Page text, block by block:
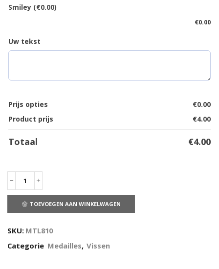
Smiley (€0.00)
€0.00
Uw tekst
Prijs opties €0.00
Product prijs
€4.00
Totaal €4.00
TOEVOEGEN AAN WINKELWAGEN
SKU: MTL810
Categorie Medailles, Vissen